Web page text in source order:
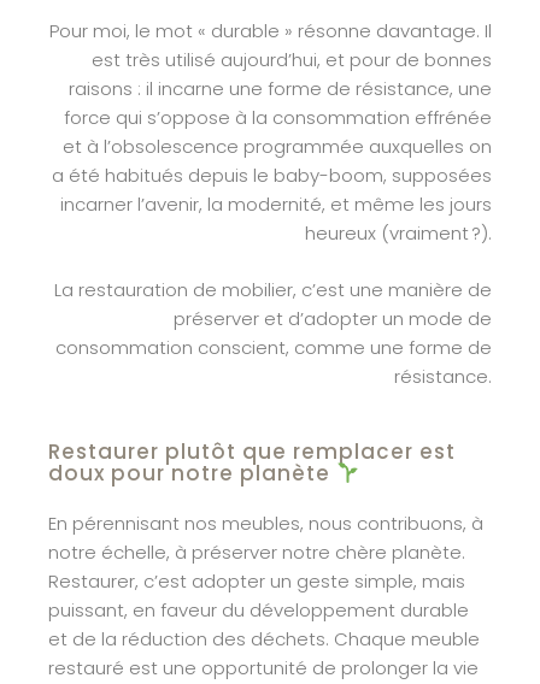
Pour moi, le mot « durable » résonne davantage. Il
est très utilisé aujourd’hui, et pour de bonnes
raisons : il incarne une forme de résistance, une
force qui s’oppose à la consommation effrénée
et à l’obsolescence programmée auxquelles on
a été habitués depuis le baby-boom, supposées
incarner l’avenir, la modernité, et même les jours
heureux (vraiment ?).
La restauration de mobilier, c’est une manière de
préserver et d’adopter un mode de
consommation conscient, comme une forme de
résistance.
Restaurer plutôt que remplacer est
doux pour notre planète
En pérennisant nos meubles, nous contribuons, à
notre échelle, à préserver notre chère planète.
Restaurer, c’est adopter un geste simple, mais
puissant, en faveur du développement durable
et de la réduction des déchets. Chaque meuble
restauré est une opportunité de prolonger la vie